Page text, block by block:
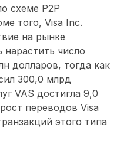
схеме P2P
того, Visa Inc.
на рынке
нарастить число
долларов, тогда как
300,0 млрд
VAS достигла 9,0
переводов Visa
этого типа